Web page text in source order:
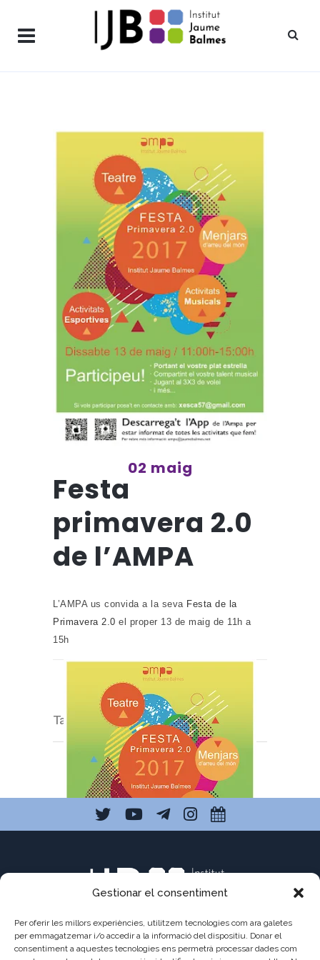
Gestionar el consentiment
Per oferir les millors experiències, utilitzem tecnologies com ara galetes
per emmagatzemar i/o accedir a la informació del dispositiu. Donar el
consentiment a aquestes tecnologies ens permetrà processar dades com
02 maig
Festa
primavera 2.0
de l’AMPA
L’AMPA us convida a la seva Festa de la
Primavera 2.0 el proper 13 de maig de 11h a
15h
Tags: AMPA Festes